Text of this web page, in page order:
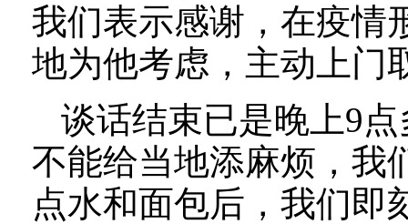
我们表示感谢，在疫情
地为他考虑，主动上门
谈话结束已是晚上9
不能给当地添麻烦，我
点水和面包后，我们即